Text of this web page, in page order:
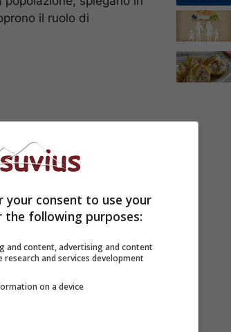
il ruolo di
arrivo un’ordinanza per
your consent to use your
following purposes:
and content, advertising and content
research and services development
on a device